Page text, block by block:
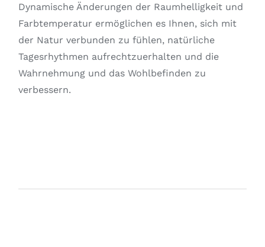
Dynamische Änderungen der Raumhelligkeit und
Farbtemperatur ermöglichen es Ihnen, sich mit
der Natur verbunden zu fühlen, natürliche
Tagesrhythmen aufrechtzuerhalten und die
Wahrnehmung und das Wohlbefinden zu
verbessern.